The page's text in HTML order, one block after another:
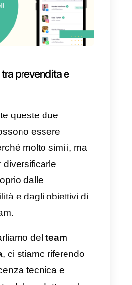
la concorrenza
compito di questo team
la possibile
su ciò che sta
all’interno del
affari e usare
a proprio
le demo dei prodotti
e questo team